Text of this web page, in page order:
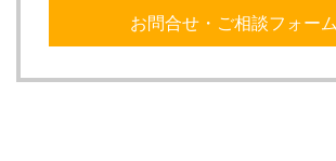
お問合せ・ご相談フォー